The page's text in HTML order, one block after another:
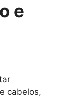
e
cabelos,